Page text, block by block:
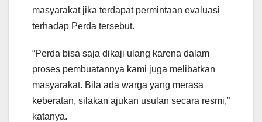
masyarakat jika terdapat permintaan evaluasi
terhadap Perda tersebut.
“Perda bisa saja dikaji ulang karena dalam
proses pembuatannya kami juga melibatkan
masyarakat. Bila ada warga yang merasa
keberatan, silakan ajukan usulan secara resmi,”
katanya.